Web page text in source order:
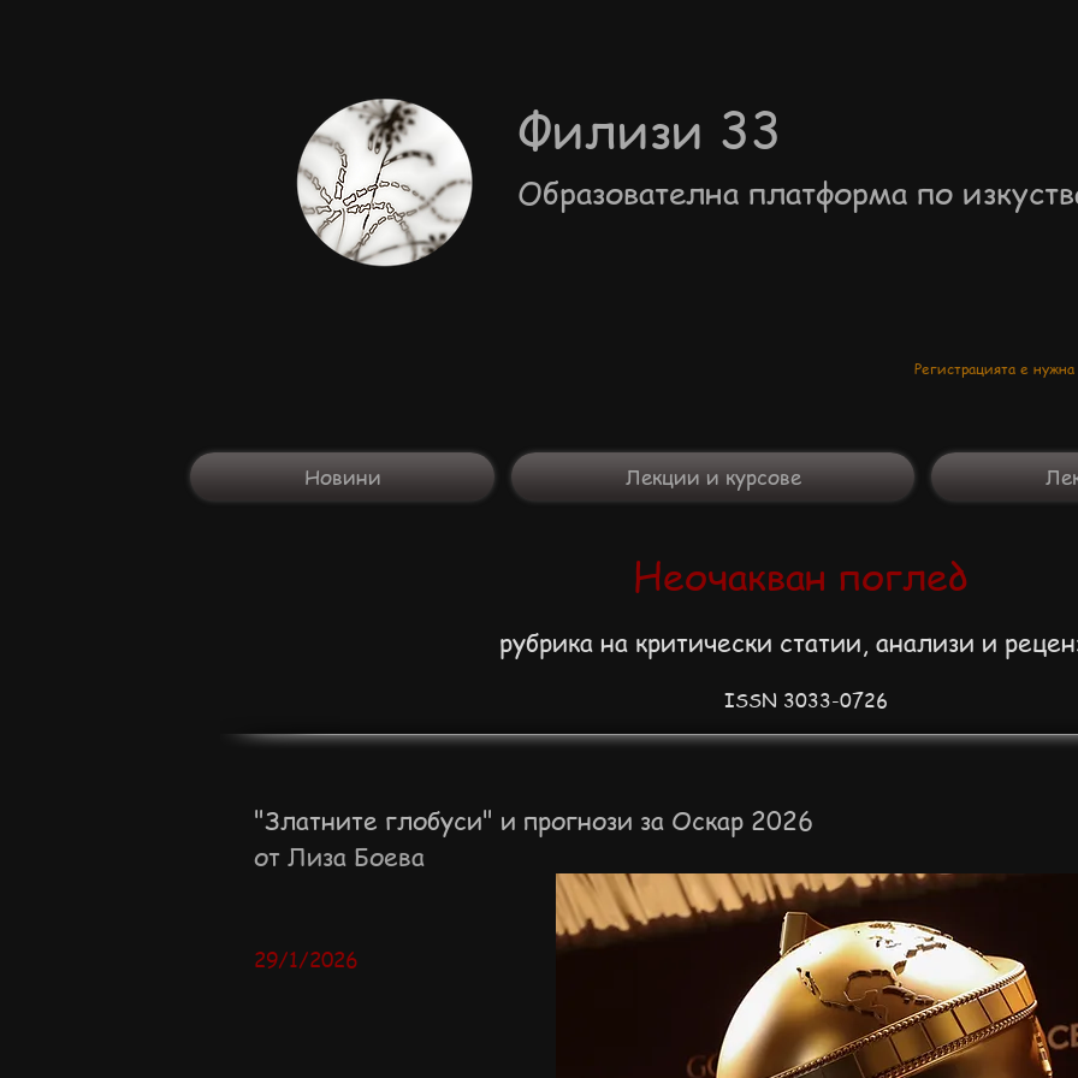
Филизи 33
Образователна платформа по
Регистрацията е
Новини Лекции и курсове
Неочакван поглед
рубрика на критически статии, анализи и
ISSN 3033-0726
"Златните глобуси" и прогнози за Оскар 2026
от Лиза Боева
29/1/2026